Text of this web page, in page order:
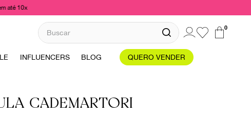
até 10x
Buscar 0
INFLUENCERS BLOG QUERO VENDER
CADEMARTORI